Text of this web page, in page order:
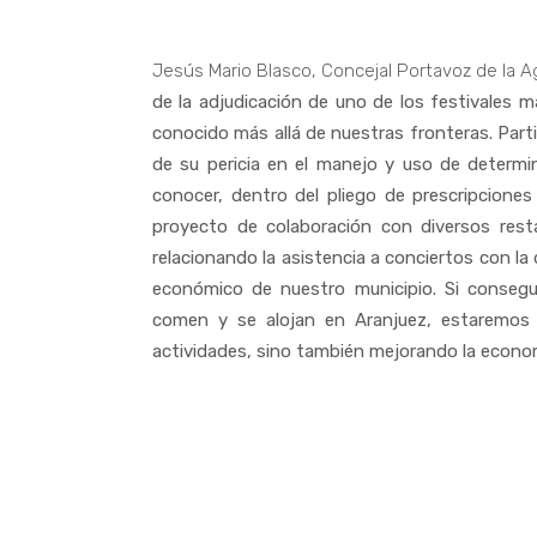
Jesús Mario Blasco, Concejal Portavoz de la
de la adjudicación de uno de los festivales
conocido más allá de nuestras fronteras.
de su pericia en el manejo y uso de
conocer, dentro del pliego de
proyecto de colaboración con diversos
relacionando la asistencia a conciertos con
económico de nuestro municipio. Si
comen y se alojan en Aranjuez,
actividades, sino también mejorando la